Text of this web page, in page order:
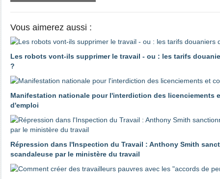
Vous aimerez aussi :
Les robots vont-ils supprimer le travail - ou : les tarifs
?
Manifestation nationale pour l'interdiction des licenciements
d'emploi
Répression dans l'Inspection du Travail : Anthony Smith
scandaleuse par le ministère du travail